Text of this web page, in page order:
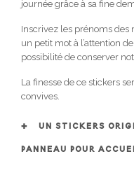
journée grâce à sa fine
Inscrivez les prénoms des
un petit mot à l’attention
possibilité de conserver
La finesse de ce stickers
convives.
UN STICKERS
PANNEAU POUR